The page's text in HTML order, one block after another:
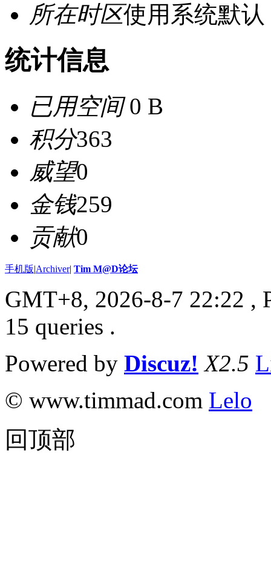
所在时区使用系统默认
统计信息
已用空间0 B
积分363
威望0
金钱259
贡献0
手机版|Archiver| Tim M@D论坛
GMT+8, 2026-8-7 22:22 ,
15 queries .
Powered by Discuz! X2.5
© www.timmad.com Lelo
回顶部